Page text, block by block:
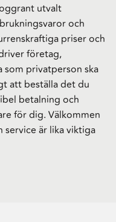
utvalt
och
priser och
företag,
privatperson ska
att beställa det du
betalning och
för dig. Välkommen
är lika viktiga